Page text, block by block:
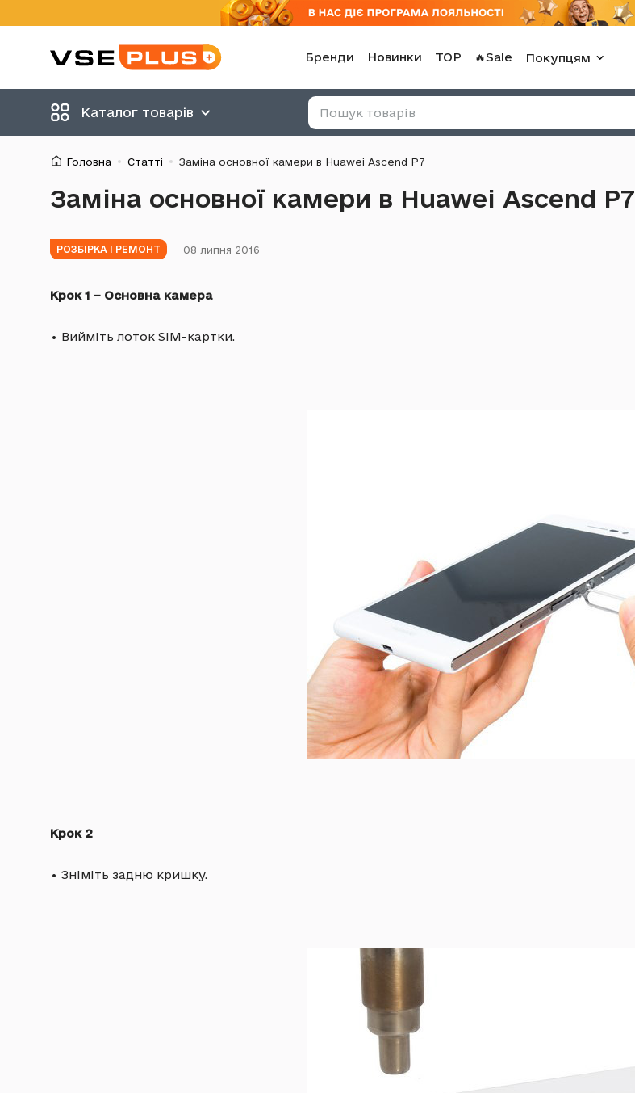
Бренди Новинки TOP 🔥Sale Покупцям
Головна Статті Заміна основної камери в Huawei Ascend P7
Заміна основної камери в Huawei Ascend P7
РОЗБІРКА І РЕМОНТ 08 липня 2016
Крок 1 – Основна камера
• Вийміть лоток SIM-картки.
Крок 2
• Зніміть задню кришку.
Каталог товарів